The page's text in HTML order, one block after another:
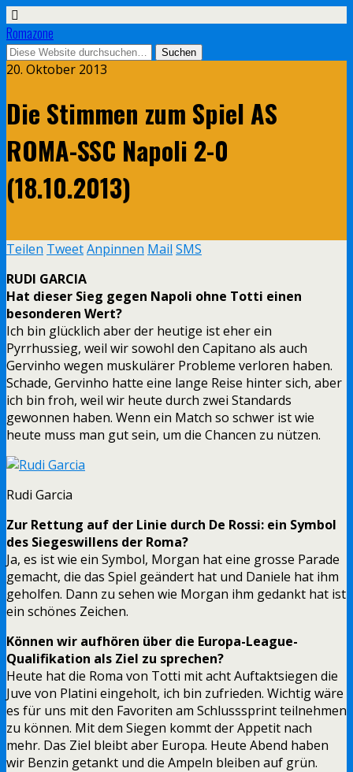
Romazone
20. Oktober 2013
Die Stimmen zum Spiel AS
ROMA-SSC Napoli 2-0
(18.10.2013)
Teilen TweetAnpinnen Mail SMS
RUDI GARCIA
Hat dieser Sieg gegen Napoli ohne Totti einen
besonderen Wert?
Ich bin glücklich aber der heutige ist eher ein
Pyrrhussieg, weil wir sowohl den Capitano als auch
Gervinho wegen muskulärer Probleme verloren haben.
Schade, Gervinho hatte eine lange Reise hinter sich, aber
ich bin froh, weil wir heute durch zwei Standards
gewonnen haben. Wenn ein Match so schwer ist wie
heute muss man gut sein, um die Chancen zu nützen.
Rudi Garcia
Zur Rettung auf der Linie durch De Rossi: ein Symbol
des Siegeswillens der Roma?
Ja, es ist wie ein Symbol, Morgan hat eine grosse Parade
gemacht, die das Spiel geändert hat und Daniele hat ihm
geholfen. Dann zu sehen wie Morgan ihm gedankt hat ist
ein schönes Zeichen.
Können wir aufhören über die Europa-League-
Qualifikation als Ziel zu sprechen?
Heute hat die Roma von Totti mit acht Auftaktsiegen die
Juve von Platini eingeholt, ich bin zufrieden. Wichtig wäre
es für uns mit den Favoriten am Schlusssprint teilnehmen
zu können. Mit dem Siegen kommt der Appetit nach
mehr. Das Ziel bleibt aber Europa. Heute Abend haben
wir Benzin getankt und die Ampeln bleiben auf grün.